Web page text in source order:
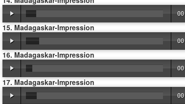
15. Madagaskar-Impression
16. Madagaskar-Impression
17. Madagaskar-Impression